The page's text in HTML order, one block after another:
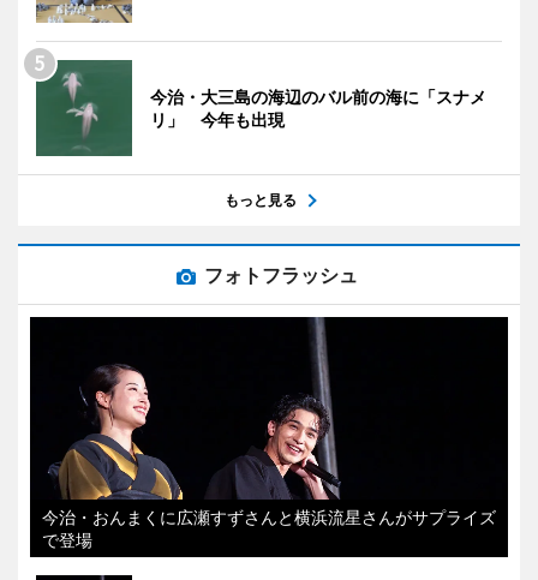
今治・大三島の海辺のバル前の海に「スナメ
リ」 今年も出現
もっと見る
フォトフラッシュ
今治・おんまくに広瀬すずさんと横浜流星さんがサプライズ
で登場